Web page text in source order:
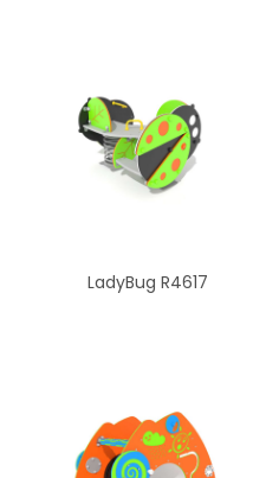
LadyBug R4617